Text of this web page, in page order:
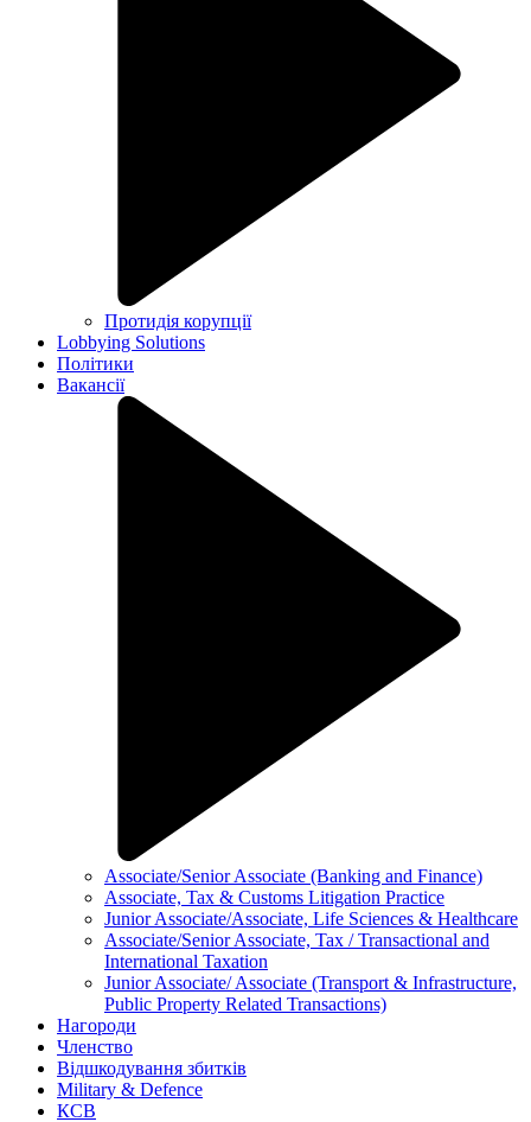
Протидія корупції
Lobbying Solutions
Політики
Вакансії
Associate/Senior Associate (Banking and Finance)
Associate, Tax & Customs Litigation Practice
Junior Associate/Associate, Life Sciences & Healthcare
Associate/Senior Associate, Tax / Transactional and
International Taxation
Junior Associate/ Associate (Transport & Infrastructure,
Public Property Related Transactions)
Нагороди
Членство
Відшкодування збитків
Military & Defence
КСВ